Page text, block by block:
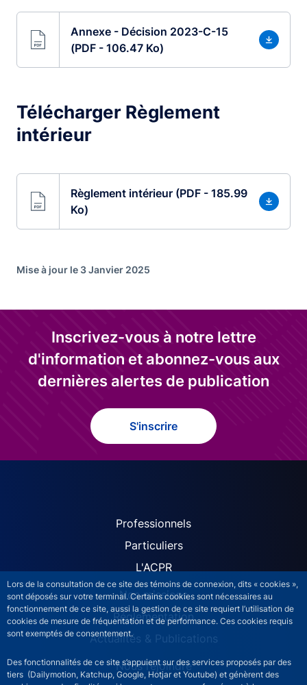
Lors de la consultation de ce site des témoins de connexion, dits « cookies »,
sont déposés sur votre terminal. Certains cookies sont nécessaires au
fonctionnement de ce site, aussi la gestion de ce site requiert l’utilisation de
cookies de mesure de fréquentation et de performance. Ces cookies requis
sont exemptés de consentement.
Des fonctionnalités de ce site s’appuient sur des services proposés par des
tiers (Dailymotion, Katchup, Google, Hotjar et Youtube) et génèrent des
Annexe - Décision 2023-C-15
(PDF - 106.47 Ko)
Télécharger Règlement
intérieur
Règlement intérieur (PDF - 185.99
Ko)
Mise à jour le 3 Janvier 2025
Inscrivez-vous à notre lettre
d'information et abonnez-vous aux
dernières alertes de publication
S'inscrire
ACPR site navigation
Professionnels
Particuliers
L'ACPR
Nos missions
Réglementation
Actualités & Publications
Nous rejoindre